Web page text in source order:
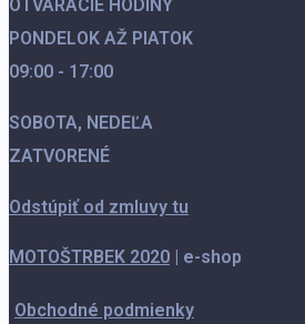
OTVÁRACIE HODINY
PONDELOK AŽ PIATOK
09:00 - 17:00
SOBOTA, NEDEĽA
ZATVORENÉ
Odstúpiť od zmluvy tu
MOTOŠTRBEK 2020 e-shop
Obchodné podmienky